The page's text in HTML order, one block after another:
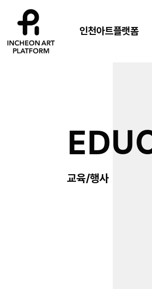
인천아트플랫폼
교육/행사